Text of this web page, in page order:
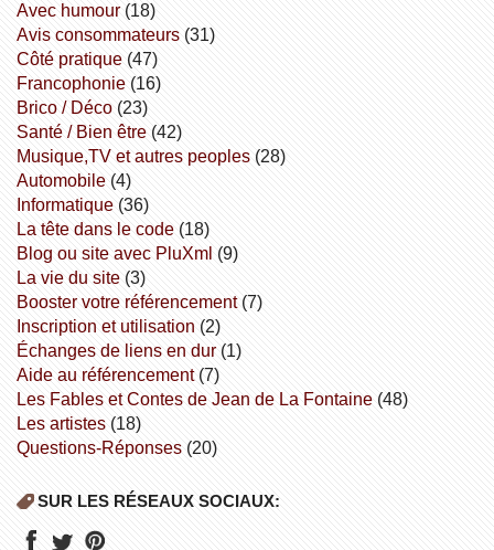
avec humour(18)
avis consommateurs(31)
côté pratique(47)
Francophonie(16)
Brico / Déco(23)
Santé / Bien être(42)
Musique,TV et autres peoples(28)
Automobile(4)
informatique(36)
la tête dans le code(18)
Blog ou site avec PluXml (9)
la vie du site(3)
booster votre référencement(7)
inscription et utilisation (2)
échanges de liens en dur(1)
aide au référencement(7)
Les Fables et Contes de Jean de La Fontaine(48)
Les artistes(18)
Questions-Réponses(20)
SUR LES RÉSEAUX SOCIAUX: